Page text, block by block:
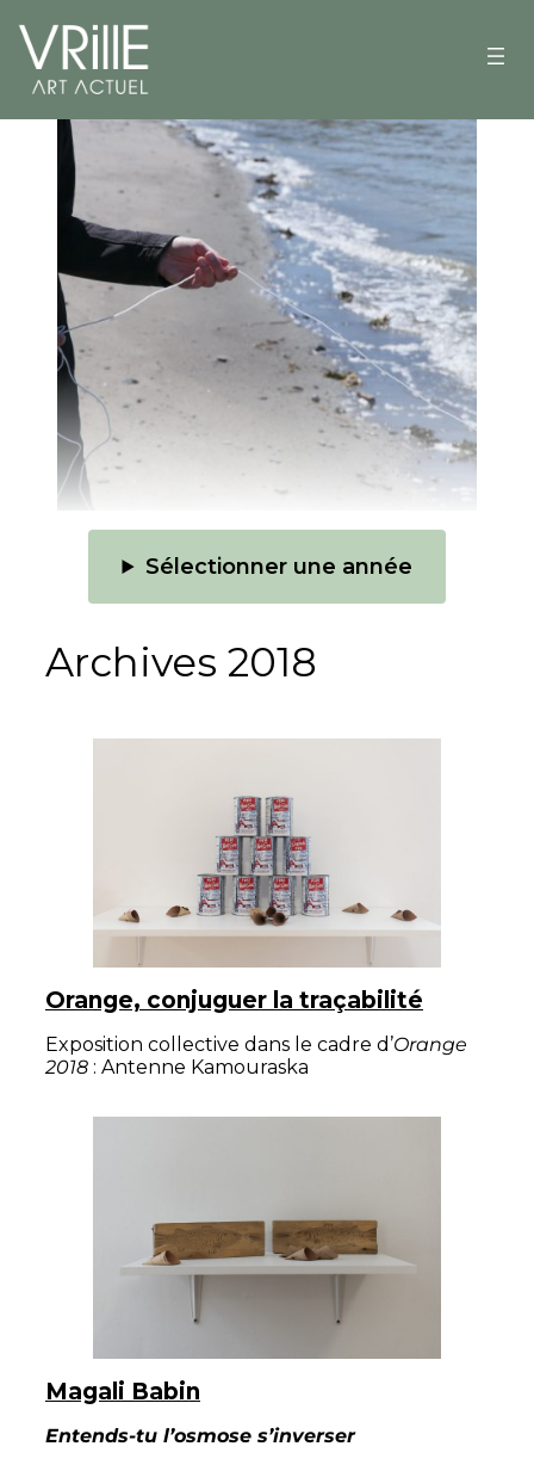
Sélectionner une année
Archives 2018
Orange, conjuguer la traçabilité
Exposition collective dans le cadre d’Orange
2018 : Antenne Kamouraska
Magali Babin
Entends-tu l’osmose s’inverser